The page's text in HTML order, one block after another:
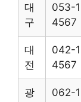
대
구
053-
4567
대
전
042-
4567
광
062-